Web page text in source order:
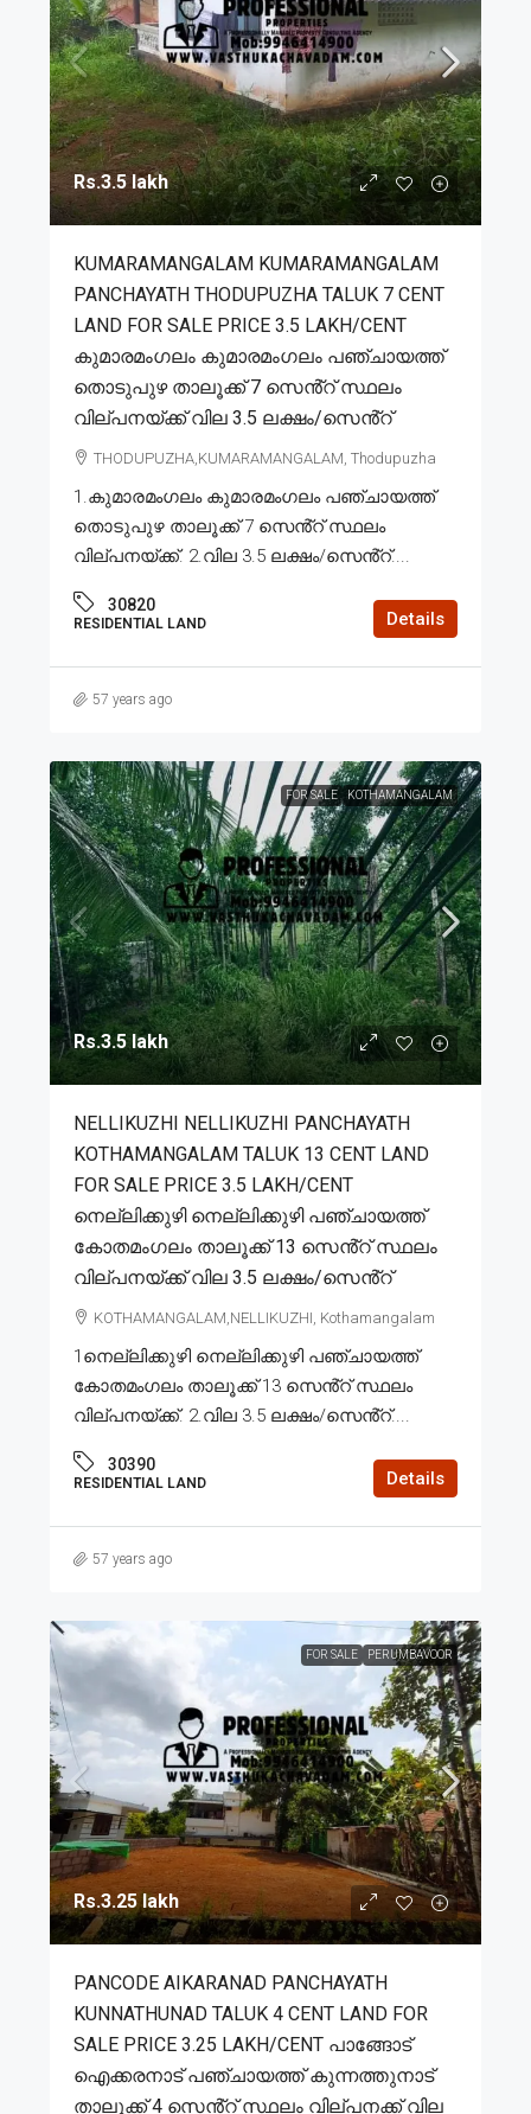
Rs.3.5 lakh
KUMARAMANGALAM KUMARAMANGALAM
PANCHAYATH THODUPUZHA TALUK 7 CENT
LAND FOR SALE PRICE 3.5 LAKH/CENT
കുമാരമംഗലം കുമാരമംഗലം പഞ്ചായത്ത്
തൊടുപുഴ താലൂക്ക് 7 സെൻ്റ് സ്ഥലം
വില്പനയ്ക്ക് വില 3.5 ലക്ഷം/സെൻ്റ്
THODUPUZHA,KUMARAMANGALAM, Thodupuzha
1.കുമാരമംഗലം കുമാരമംഗലം പഞ്ചായത്ത്
തൊടുപുഴ താലൂക്ക് 7 സെൻ്റ് സ്ഥലം
വില്പനയ്ക്ക്. 2.വില 3.5 ലക്ഷം/സെൻ്റ്....
30820
RESIDENTIAL LAND Details
57 years ago
FOR SALE KOTHAMANGALAM
Rs.3.5 lakh
NELLIKUZHI NELLIKUZHI PANCHAYATH
KOTHAMANGALAM TALUK 13 CENT LAND
FOR SALE PRICE 3.5 LAKH/CENT
നെല്ലിക്കുഴി നെല്ലിക്കുഴി പഞ്ചായത്ത്
കോതമംഗലം താലൂക്ക് 13 സെൻ്റ് സ്ഥലം
വില്പനയ്ക്ക് വില 3.5 ലക്ഷം/സെൻ്റ്
KOTHAMANGALAM,NELLIKUZHI, Kothamangalam
1നെല്ലിക്കുഴി നെല്ലിക്കുഴി പഞ്ചായത്ത്
കോതമംഗലം താലൂക്ക് 13 സെൻ്റ് സ്ഥലം
വില്പനയ്ക്ക്. 2.വില 3.5 ലക്ഷം/സെൻ്റ്....
30390
RESIDENTIAL LAND Details
57 years ago
FOR SALE PERUMBAVOOR
Rs.3.25 lakh
PANCODE AIKARANAD PANCHAYATH
KUNNATHUNAD TALUK 4 CENT LAND FOR
SALE PRICE 3.25 LAKH/CENT പാങ്ങോട്
ഐക്കരനാട് പഞ്ചായത്ത് കുന്നത്തുനാട്
താലൂക്ക് 4 സെൻ്റ് സ്ഥലം വില്പനക്ക് വില